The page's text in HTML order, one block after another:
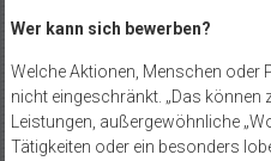
Wer kann sich bewerben?
Welche Aktionen, Menschen oder
nicht eingeschränkt. „Das können
Leistungen, außergewöhnliche
Tätigkeiten oder ein besonders